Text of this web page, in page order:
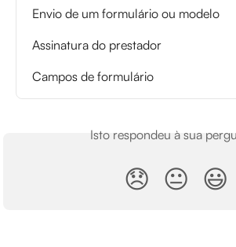
Envio de um formulário ou modelo
Assinatura do prestador
Campos de formulário
Isto respondeu à sua
😞 😐 😃